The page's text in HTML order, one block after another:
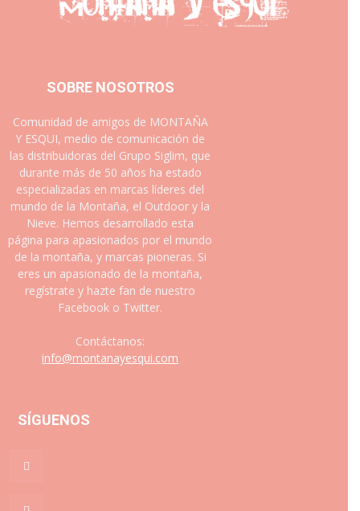
SOBRE NOSOTROS
Comunidad de amigos de MONTAÑA
Y ESQUI, medio de comunicación de
las distribuidoras del Grupo Siglim, que
durante más de 50 años ha estado
especializadas en marcas líderes del
mundo de la Montaña, el Outdoor y la
Nieve. Hemos desarrollado esta
página para apasionados por el mundo
de la montaña, y marcas pioneras. Si
eres un apasionado de la montaña,
regístrate y hazte fan de nuestro
Facebook o Twitter.
Contáctanos:
info@montanayesqui.com
SÍGUENOS